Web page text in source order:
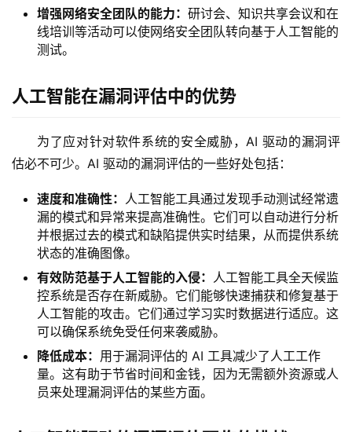
增强网络安全团队的能力： 研讨会、知识共享会议和在
线培训等活动可以使网络安全团队转向基于人工智能的
测试。
人工智能在漏洞评估中的优势
为了应对针对软件系统的安全威胁，AI 驱动的漏洞评
估必不可少。AI 驱动的漏洞评估的一些好处包括：
速度和准确性： 人工智能工具通过发现手动测试经常遗
漏的模式和异常来提高准确性。它们可以自动进行分析
并根据过去的模式和缺陷提供实时结果，从而提供系统
状态的准确图像。
有效防范基于人工智能的入侵： 人工智能工具全天候监
控系统是否存在新威胁。它们能够快速捕获和修复基于
人工智能的攻击。它们通过学习实时数据进行适应。这
可以确保系统免受任何来袭威胁。
降低成本： 用于漏洞评估的 AI 工具减少了人工工作
量。这有助于节省时间和金钱，因为无需额外资源或人
员来处理漏洞评估的某些方面。